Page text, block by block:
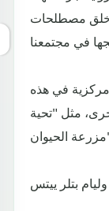
خلق مصطلحات
مركزية في هذه
مثل "تحية
وليام بتلر ييتس